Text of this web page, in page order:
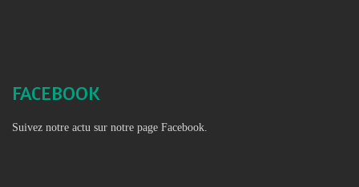
FACEBOOK
Suivez notre actu sur notre page Facebook.